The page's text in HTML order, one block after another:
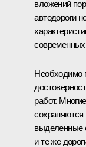
вложений
автодороги
современных
Необходимо
работ.
выделенные
и те же